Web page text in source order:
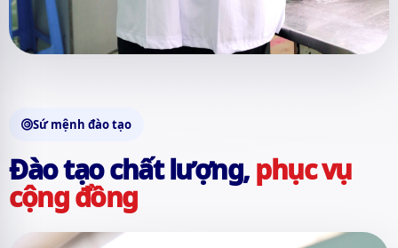
Sứ mệnh đào tạo
Đào tạo chất lượng,phục vụ
cộng đồng